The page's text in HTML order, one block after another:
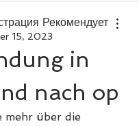
Рекомендует
15, 2023
in
nach op
mehr über die